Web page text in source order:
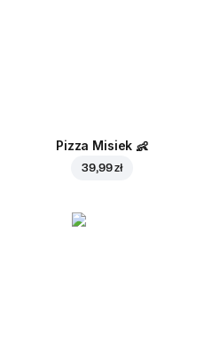
Pizza Misiek 👶
39,99 zł